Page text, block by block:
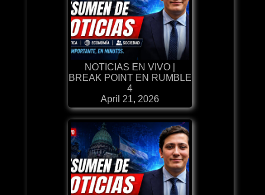
NOTICIAS EN VIVO |
BREAK POINT EN RUMBLE
4
April 21, 2026